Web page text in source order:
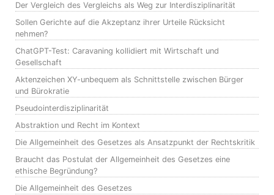
Der Vergleich des Vergleichs als Weg zur Interdisziplinarität
Sollen Gerichte auf die Akzeptanz ihrer Urteile Rücksicht
nehmen?
ChatGPT-Test: Caravaning kollidiert mit Wirtschaft und
Gesellschaft
Aktenzeichen XY-unbequem als Schnittstelle zwischen Bürger
und Bürokratie
Pseudointerdisziplinarität
Abstraktion und Recht im Kontext
Die Allgemeinheit des Gesetzes als Ansatzpunkt der Rechtskritik
Braucht das Postulat der Allgemeinheit des Gesetzes eine
ethische Begründung?
Die Allgemeinheit des Gesetzes